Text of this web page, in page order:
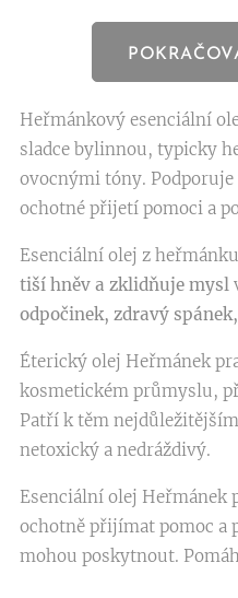
Heřmánkový esenciální
sladce bylinnou, typicky
ovocnými tóny.
ochotné přijetí pomoci a
Esenciální olej z
tiší hněv a zklidňuje mysl
odpočinek, zdravý
Éterický olej Heřmánek
kosmetickém průmyslu,
Patří k těm
netoxický a nedráždivý.
Esenciální olej Heřmánek
ochotně přijímat pomoc a
mohou poskytnout.